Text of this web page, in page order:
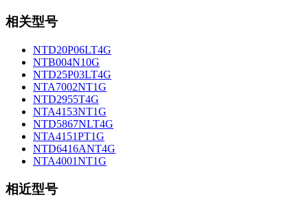
相关型号
NTD20P06LT4G
NTB004N10G
NTD25P03LT4G
NTA7002NT1G
NTD2955T4G
NTA4153NT1G
NTD5867NLT4G
NTA4151PT1G
NTD6416ANT4G
NTA4001NT1G
相近型号